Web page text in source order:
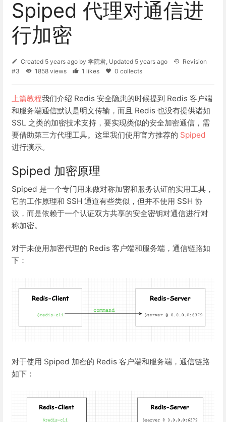
Spiped 代理对通信进
行加密
Created 5 years ago by 学院君, Updated 5 years ago
Revision
#3
1858 views 1 likes 0 collects
上篇教程我们介绍 Redis 安全隐患的时候提到 Redis 客户端
和服务端通信默认是明文传输，而且 Redis 也没有提供诸如
SSL 之类的加密技术支持，要实现类似的安全加密通信，需
要借助第三方代理工具。这里我们使用官方推荐的 Spiped
进行演示。
Spiped 加密原理
Spiped 是一个专门用来做对称加密和服务认证的实用工具，
它的工作原理和 SSH 通道有些类似，但并不使用 SSH 协
议，而是依赖于一个认证双方共享的安全密钥对通信进行对
称加密。
对于未使用加密代理的 Redis 客户端和服务端，通信链路如
下：
对于使用 Spiped 加密的 Redis 客户端和服务端，通信链路
如下：